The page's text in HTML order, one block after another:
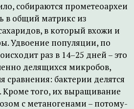
собираются прометеоархеи
в общий матрикс из
в который вхожи и
Удвоение популяции, по
раз в 14–25 дней – это
делящихся микробов,
сравнения: бактерии делятся
Кроме того, их выращивание
с метаногенами – потому-